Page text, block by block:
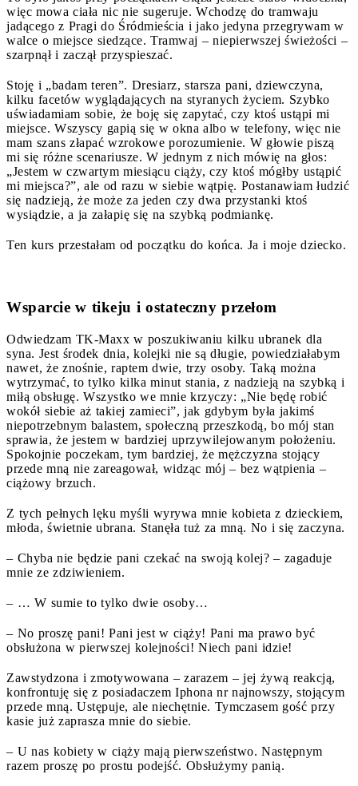
więc mowa ciała nic nie sugeruje. Wchodzę do tramwaju
jadącego z Pragi do Śródmieścia i jako jedyna przegrywam w
walce o miejsce siedzące. Tramwaj – niepierwszej świeżości –
szarpnął i zaczął przyspieszać.
Stoję i „badam teren”. Dresiarz, starsza pani, dziewczyna,
kilku facetów wyglądających na styranych życiem. Szybko
uświadamiam sobie, że boję się zapytać, czy ktoś ustąpi mi
miejsce. Wszyscy gapią się w okna albo w telefony, więc nie
mam szans złapać wzrokowe porozumienie. W głowie piszą
mi się różne scenariusze. W jednym z nich mówię na głos:
„Jestem w czwartym miesiącu ciąży, czy ktoś mógłby ustąpić
mi miejsca?”, ale od razu w siebie wątpię. Postanawiam łudzić
się nadzieją, że może za jeden czy dwa przystanki ktoś
wysiądzie, a ja załapię się na szybką podmiankę.
Ten kurs przestałam od początku do końca. Ja i moje dziecko.
Wsparcie w tikeju i ostateczny przełom
Odwiedzam TK-Maxx w poszukiwaniu kilku ubranek dla
syna. Jest środek dnia, kolejki nie są długie, powiedziałabym
nawet, że znośnie, raptem dwie, trzy osoby. Taką można
wytrzymać, to tylko kilka minut stania, z nadzieją na szybką i
miłą obsługę. Wszystko we mnie krzyczy: „Nie będę robić
wokół siebie aż takiej zamieci”, jak gdybym była jakimś
niepotrzebnym balastem, społeczną przeszkodą, bo mój stan
sprawia, że jestem w bardziej uprzywilejowanym położeniu.
Spokojnie poczekam, tym bardziej, że mężczyzna stojący
przede mną nie zareagował, widząc mój – bez wątpienia –
ciążowy brzuch.
Z tych pełnych lęku myśli wyrywa mnie kobieta z dzieckiem,
młoda, świetnie ubrana. Stanęła tuż za mną. No i się zaczyna.
– Chyba nie będzie pani czekać na swoją kolej? – zagaduje
mnie ze zdziwieniem.
– … W sumie to tylko dwie osoby…
– No proszę pani! Pani jest w ciąży! Pani ma prawo być
obsłużona w pierwszej kolejności! Niech pani idzie!
Zawstydzona i zmotywowana – zarazem – jej żywą reakcją,
konfrontuję się z posiadaczem Iphona nr najnowszy, stojącym
przede mną. Ustępuje, ale niechętnie. Tymczasem gość przy
kasie już zaprasza mnie do siebie.
– U nas kobiety w ciąży mają pierwszeństwo. Następnym
razem proszę po prostu podejść. Obsłużymy panią.